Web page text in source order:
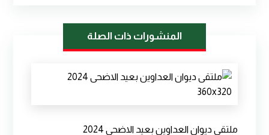
المنشورات ذات الصلة
ملتقى ديوان العداوين بعيد الاضحى 2024